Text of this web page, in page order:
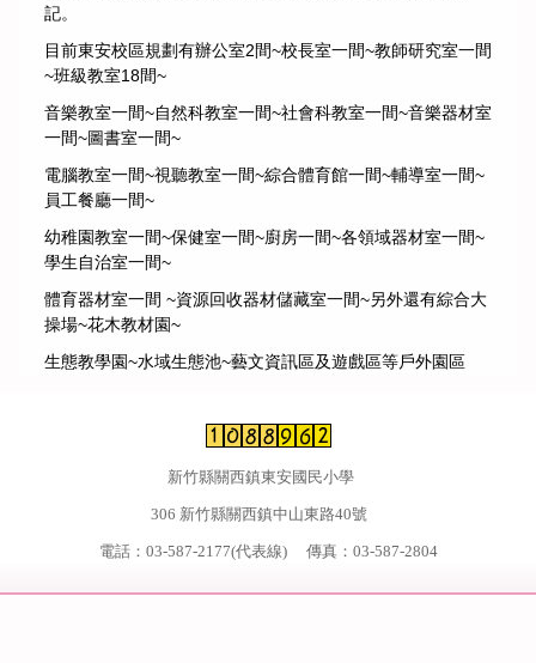
記。
目前東安校區規劃有辦公室2間~校長室一間~教師研究室一間
~班級教室18間~
音樂教室一間~自然科教室一間~社會科教室一間~音樂器材室
一間~圖書室一間~
電腦教室一間~視聽教室一間~綜合體育館一間~輔導室一間~
員工餐廳一間~
幼稚園教室一間~保健室一間~廚房一間~各領域器材室一間~
學生自治室一間~
體育器材室一間 ~資源回收器材儲藏室一間~另外還有綜合大
操場~花木教材園~
生態教學園~水域生態池~藝文資訊區及遊戲區等戶外園區
新竹縣關西鎮東安國民小學
306 新竹縣關西鎮中山東路40號
電話：03-587-2177(代表線) 傳真：03-587-2804